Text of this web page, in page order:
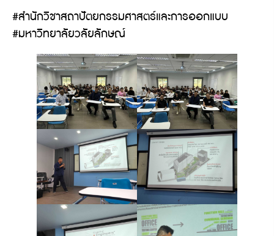
#สำนักวิชาสถาปัตยกรรมศาสตร์และการออกแบบ
#มหาวิทยาลัยวลัยลักษณ์